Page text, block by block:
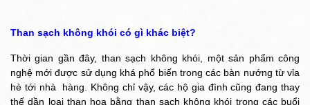
Than sạch không khói có gì khác biệt?
Thời gian gần đây, than sạch không khói, một sản phẩm công
nghệ mới được sử­ dụng khá phổ biến trong các bàn nướng từ vỉa
hè tới nhà hàng. Không chỉ vậy, các hộ gia đình cũng đang thay
thế dần loại than hoa bằng than sạch không khói trong các buổi